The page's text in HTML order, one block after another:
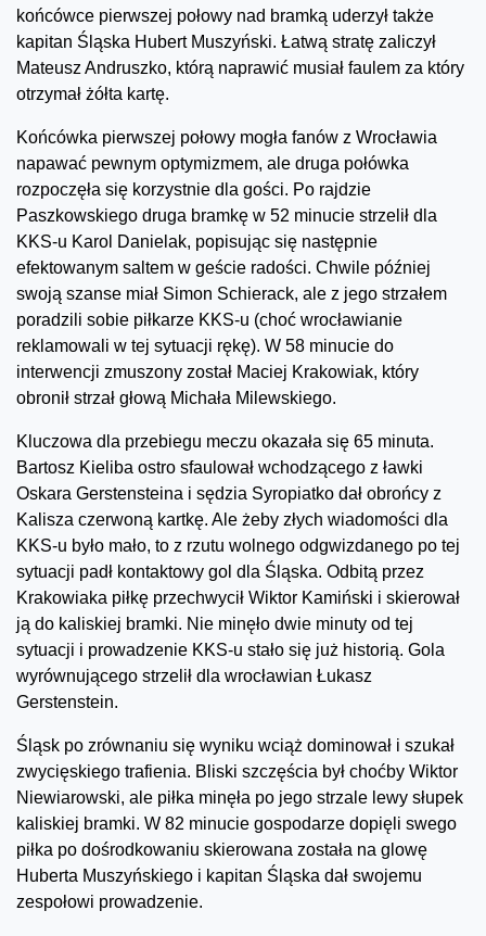
końcówce pierwszej połowy nad bramką uderzył także
kapitan Śląska Hubert Muszyński. Łatwą stratę zaliczył
Mateusz Andruszko, którą naprawić musiał faulem za który
otrzymał żółta kartę.
Końcówka pierwszej połowy mogła fanów z Wrocławia
napawać pewnym optymizmem, ale druga połówka
rozpoczęła się korzystnie dla gości. Po rajdzie
Paszkowskiego druga bramkę w 52 minucie strzelił dla
KKS-u Karol Danielak, popisując się następnie
efektowanym saltem w geście radości. Chwile później
swoją szanse miał Simon Schierack, ale z jego strzałem
poradzili sobie piłkarze KKS-u (choć wrocławianie
reklamowali w tej sytuacji rękę). W 58 minucie do
interwencji zmuszony został Maciej Krakowiak, który
obronił strzał głową Michała Milewskiego.
Kluczowa dla przebiegu meczu okazała się 65 minuta.
Bartosz Kieliba ostro sfaulował wchodzącego z ławki
Oskara Gerstensteina i sędzia Syropiatko dał obrońcy z
Kalisza czerwoną kartkę. Ale żeby złych wiadomości dla
KKS-u było mało, to z rzutu wolnego odgwizdanego po tej
sytuacji padł kontaktowy gol dla Śląska. Odbitą przez
Krakowiaka piłkę przechwycił Wiktor Kamiński i skierował
ją do kaliskiej bramki. Nie minęło dwie minuty od tej
sytuacji i prowadzenie KKS-u stało się już historią. Gola
wyrównującego strzelił dla wrocławian Łukasz
Gerstenstein.
Śląsk po zrównaniu się wyniku wciąż dominował i szukał
zwycięskiego trafienia. Bliski szczęścia był choćby Wiktor
Niewiarowski, ale piłka minęła po jego strzale lewy słupek
kaliskiej bramki. W 82 minucie gospodarze dopięli swego
piłka po dośrodkowaniu skierowana została na glowę
Huberta Muszyńskiego i kapitan Śląska dał swojemu
zespołowi prowadzenie.